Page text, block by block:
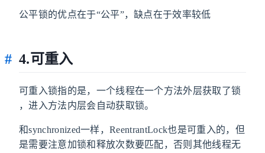
公平锁的优点在于“公平”，缺点在于效率较低
4.可重入
可重入锁指的是，一个线程在一个方法外层获取了锁
，进入方法内层会自动获取锁。
和synchronized一样，ReentrantLock也是可重入的，但
是需要注意加锁和释放次数要匹配，否则其他线程无